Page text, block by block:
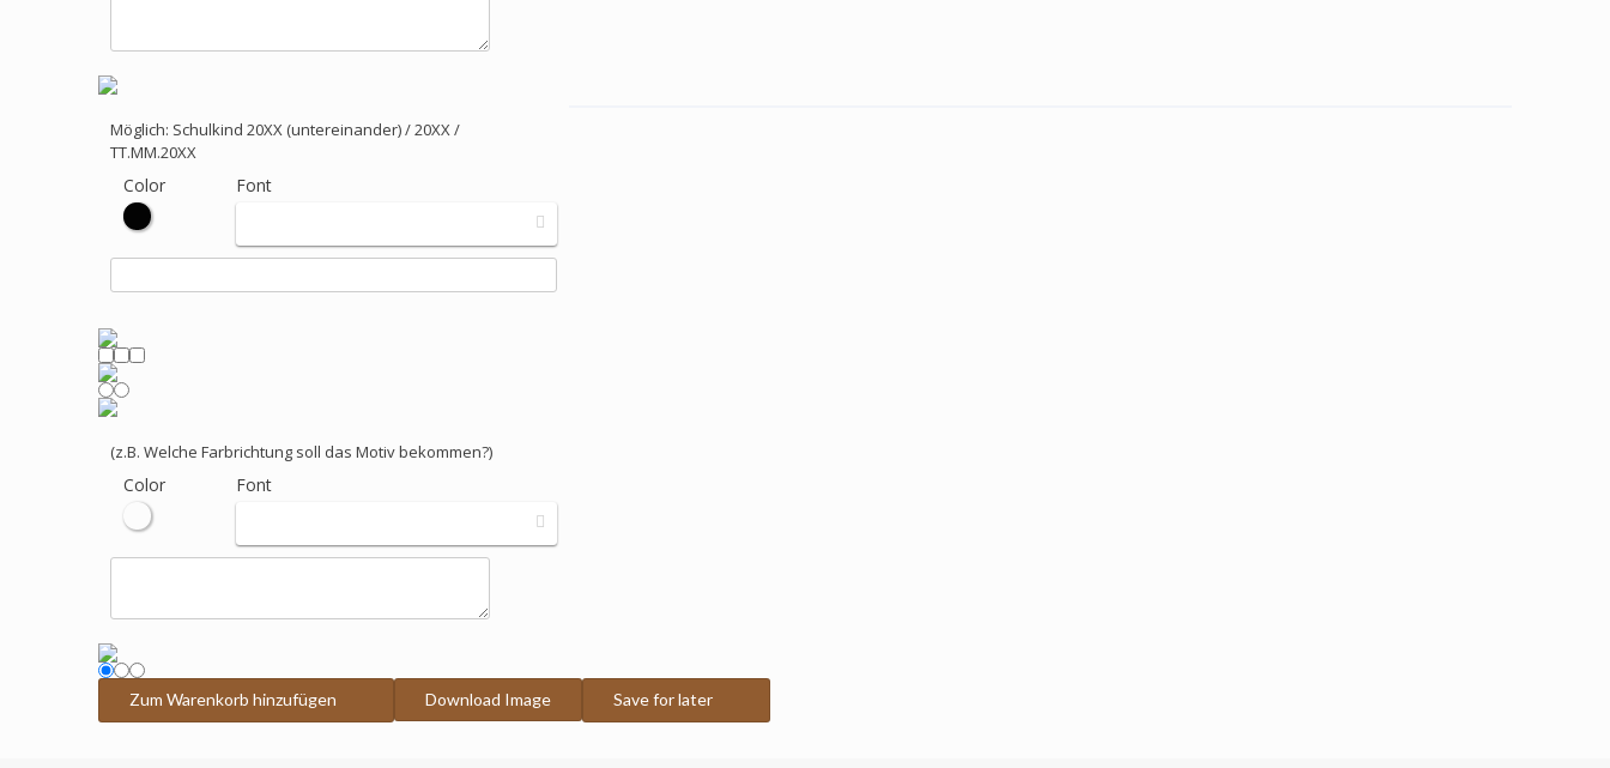
Möglich: Schulkind 20XX (untereinander) / 20XX /
TT.MM.20XX
Color Font
(z.B. Welche Farbrichtung soll das Motiv bekommen?)
Color Font
Zum Warenkorb hinzufügen Download Image Save for later